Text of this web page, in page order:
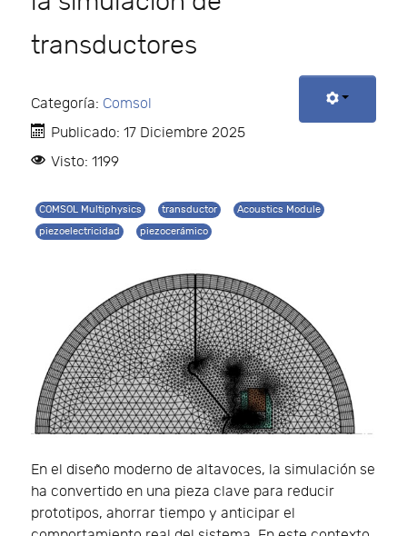
transductores
Categoría: Comsol
Publicado: 17 Diciembre 2025
Visto: 1199
COMSOL Multiphysics transductor
Acoustics Module
piezoelectricidad
piezocerámico
En el diseño moderno de altavoces, la simulación se
ha convertido en una pieza clave para reducir
prototipos, ahorrar tiempo y anticipar el